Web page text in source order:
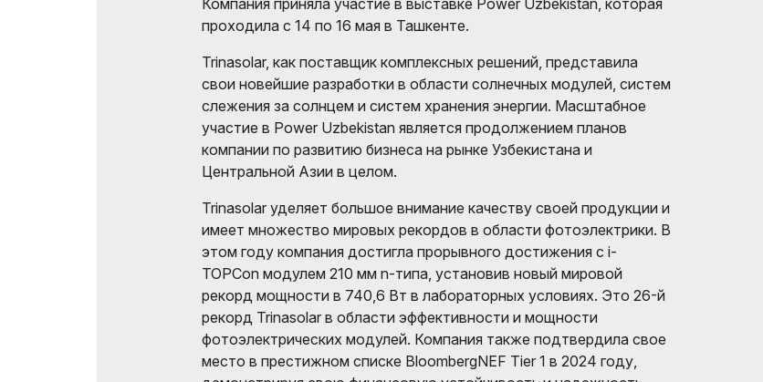
Компания приняла участие в выставке Power Uzbekistan, которая
проходила с 14 по 16 мая в Ташкенте.
Trinasolar, как поставщик комплексных решений, представила
свои новейшие разработки в области солнечных модулей, систем
слежения за солнцем и систем хранения энергии. Масштабное
участие в Power Uzbekistan является продолжением планов
компании по развитию бизнеса на рынке Узбекистана и
Центральной Азии в целом.
Trinasolar уделяет большое внимание качеству своей продукции и
имеет множество мировых рекордов в области фотоэлектрики. В
этом году компания достигла прорывного достижения с i-
TOPCon модулем 210 мм n-типа, установив новый мировой
рекорд мощности в 740,6 Вт в лабораторных условиях. Это 26-й
рекорд Trinasolar в области эффективности и мощности
фотоэлектрических модулей. Компания также подтвердила свое
место в престижном списке BloombergNEF Tier 1 в 2024 году,